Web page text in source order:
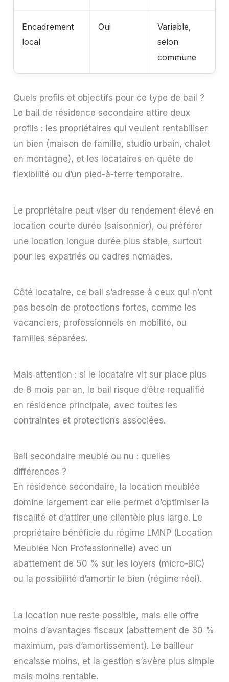
Encadrement
local
Oui
Variable,
selon
commune
Quels profils et objectifs pour ce type de bail ?
Le bail de résidence secondaire attire deux
profils : les propriétaires qui veulent rentabiliser
un bien (maison de famille, studio urbain, chalet
en montagne), et les locataires en quête de
flexibilité ou d’un pied-à-terre temporaire.
Le propriétaire peut viser du rendement élevé en
location courte durée (saisonnier), ou préférer
une location longue durée plus stable, surtout
pour les expatriés ou cadres nomades.
Côté locataire, ce bail s’adresse à ceux qui n’ont
pas besoin de protections fortes, comme les
vacanciers, professionnels en mobilité, ou
familles séparées.
Mais attention : si le locataire vit sur place plus
de 8 mois par an, le bail risque d’être requalifié
en résidence principale, avec toutes les
contraintes et protections associées.
Bail secondaire meublé ou nu : quelles
différences ?
En résidence secondaire, la location meublée
domine largement car elle permet d’optimiser la
fiscalité et d’attirer une clientèle plus large. Le
propriétaire bénéficie du régime LMNP (Location
Meublée Non Professionnelle) avec un
abattement de 50 % sur les loyers (micro-BIC)
ou la possibilité d’amortir le bien (régime réel).
La location nue reste possible, mais elle offre
moins d’avantages fiscaux (abattement de 30 %
maximum, pas d’amortissement). Le bailleur
encaisse moins, et la gestion s’avère plus simple
mais moins rentable.